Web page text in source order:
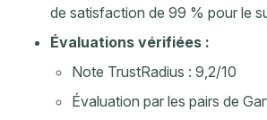
de satisfaction de 99 % pour le
Évaluations vérifiées :
Note TrustRadius : 9,2/10
Évaluation par les pairs de